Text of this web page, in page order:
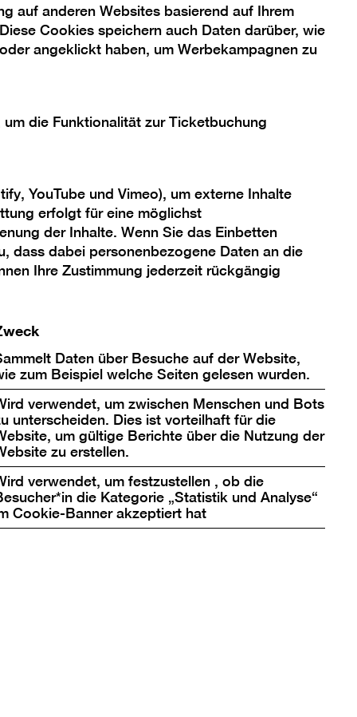
Architekturen aus
hat heutige
Wohnhof LiMa an
viele Jahre über
sollten trotz
Siedlung Ernst-
Die
Spittelecks in
Erdgeschoss bot
in persönliche
auf anderen Websites basierend auf Ihrem
Cookies speichern auch Daten darüber, wie
angeklickt haben, um Werbekampagnen zu
die Funktionalität zur Ticketbuchung
YouTube und Vimeo), um externe Inhalte
erfolgt für eine möglichst
der Inhalte. Wenn Sie das Einbetten
dass dabei personenbezogene Daten an die
Ihre Zustimmung jederzeit rückgängig
Daten über Besuche auf der Website,
zum Beispiel welche Seiten gelesen wurden.
verwendet, um zwischen Menschen und Bots
unterscheiden. Dies ist vorteilhaft für die
um gültige Berichte über die Nutzung der
zu erstellen.
verwendet, um festzustellen , ob die
die Kategorie „Statistik und Analyse“
Cookie-Banner akzeptiert hat